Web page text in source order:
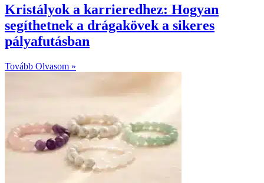
Kristályok a karrieredhez: Hogyan
segíthetnek a drágakövek a sikeres
pályafutásban
Tovább Olvasom »